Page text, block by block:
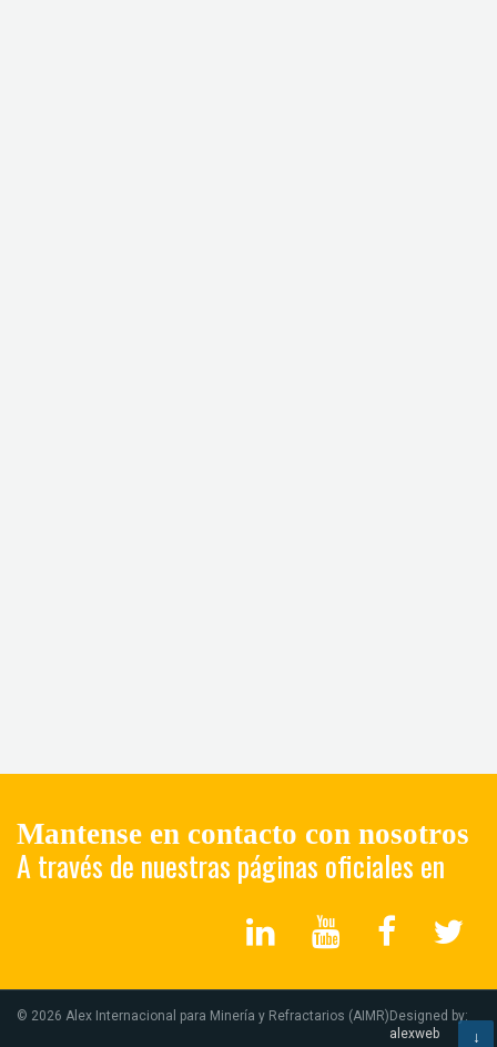
Mantense en contacto con nosotros
A través de nuestras páginas oficiales en
© 2026 Alex Internacional para Minería y Refractarios (AIMR) Designed by:
alexweb
↓